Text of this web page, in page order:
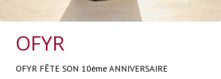
OFYR
OFYR FÊTE SON 10ème ANNIVERSAIRE